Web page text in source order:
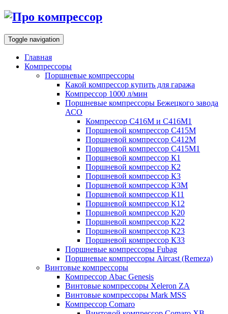
Toggle navigation
Главная
Компрессоры
Поршневые компрессоры
Какой компрессор купить для гаража
Компрессор 1000 л/мин
Поршневые компрессоры Бежецкого завода
АСО
Компрессор С416М и С416М1
Поршневой компрессор С415М
Поршневой компрессор С412М
Поршневой компрессор С415М1
Поршневой компрессор К1
Поршневой компрессор К2
Поршневой компрессор К3
Поршневой компрессор К3М
Поршневой компрессор К11
Поршневой компрессор К12
Поршневой компрессор К20
Поршневой компрессор К22
Поршневой компрессор К23
Поршневой компрессор К33
Поршневые компрессоры Fubag
Поршневые компрессоры Aircast (Remeza)
Винтовые компрессоры
Компрессор Abac Genesis
Винтовые компрессоры Xeleron ZA
Винтовые компрессоры Mark MSS
Компрессор Comaro